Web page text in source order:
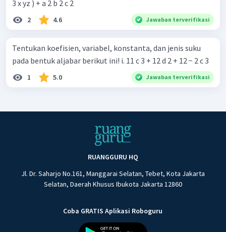
3 x yz ) + a 2 b 2 c 2
2 4.6 Jawaban terverifikasi
Tentukan koefisien, variabel, konstanta, dan jenis suku
pada bentuk aljabar berikut ini! i. 11 c 3 + 12 d 2 + 12 − 2 c 3
1 5.0 Jawaban terverifikasi
RUANGGURU HQ
Jl. Dr. Saharjo No.161, Manggarai Selatan, Tebet, Kota Jakarta
Selatan, Daerah Khusus Ibukota Jakarta 12860
Coba GRATIS Aplikasi Roboguru